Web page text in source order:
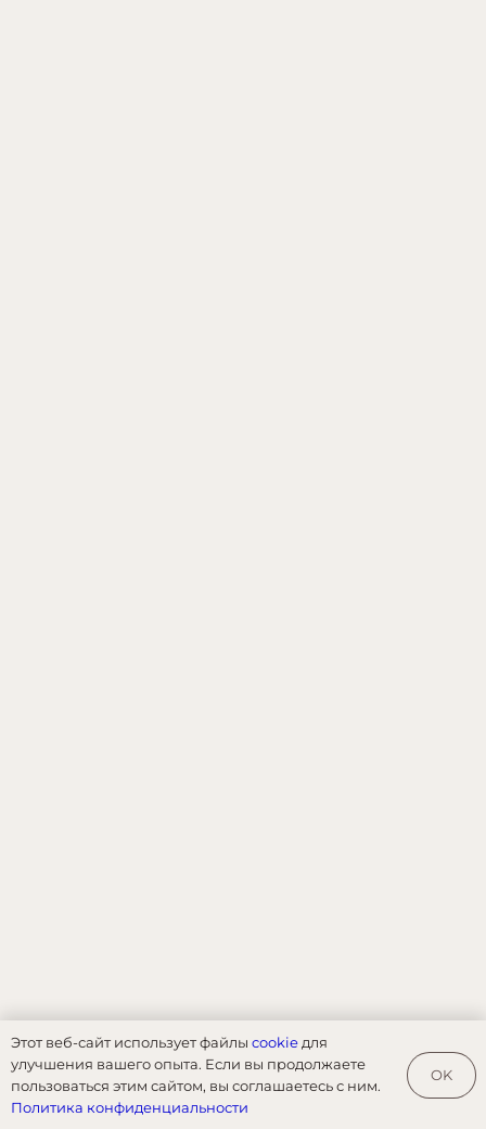
Этот веб-сайт использует файлы cookie для
улучшения вашего опыта. Если вы продолжаете
пользоваться этим сайтом, вы соглашаетесь с ним.
Политика конфиденциальности
OK